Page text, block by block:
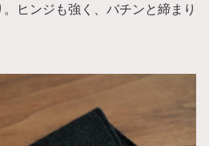
ヒンジも強く、バチンと締まり